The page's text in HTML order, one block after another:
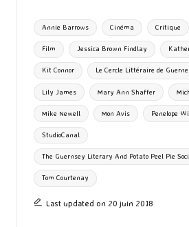
o
o
k
d
o
n
l
ky bl
r
ta
g
er
Tags:
Annie Barrows Cinéma Critique
Film Jessica Brown Findlay
Kit Connor Le Cercle Littéraire de
Lily James Mary Ann Shaffer
Mike Newell Mon Avis Penelope
StudioCanal
The Guernsey Literary And Potato Peel Pie
Tom Courtenay
Last updated on 20 juin 2018